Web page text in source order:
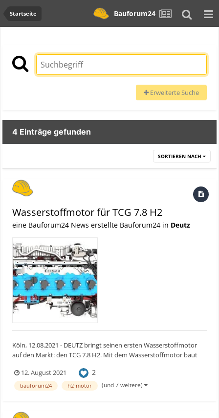
Startseite Bauforum24
Erweiterte Suche
4 Einträge gefunden
SORTIEREN NACH
Wasserstoffmotor für TCG 7.8 H2
eine Bauforum24 News erstellte Bauforum24 in Deutz
Köln, 12.08.2021 - DEUTZ bringt seinen ersten Wasserstoffmotor
auf den Markt: den TCG 7.8 H2. Mit dem Wasserstoffmotor baut
freien Antrieben weiter aus: Der Motor erfüllt den von der EU
vorgegebenen CO2-Grenzwert für „Zero Emission“. Ba...
12. August 2021 2
bauforum24 h2-motor (und 7 weitere)